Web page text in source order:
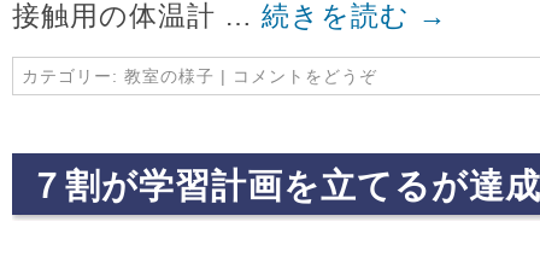
接触用の体温計 … 続きを読む →
カテゴリー: 教室の様子 | コメントをどうぞ
７割が学習計画を立てるが達